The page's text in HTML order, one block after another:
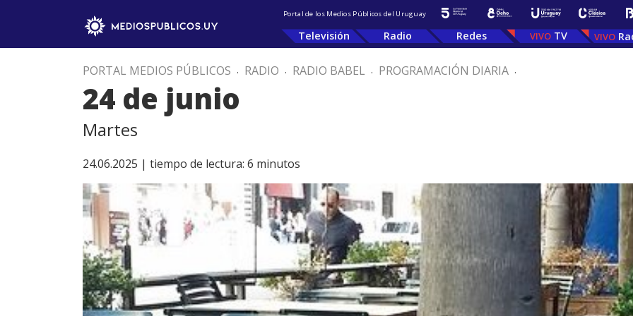
Portal de los Medios Públicos del Uruguay
Televisión Radio Redes TV
PORTAL MEDIOS PÚBLICOS . RADIO . RADIO BABEL . PROGRAMACIÓN DIARIA .
24 de junio
Martes
24.06.2025 | tiempo de lectura: 6 minutos